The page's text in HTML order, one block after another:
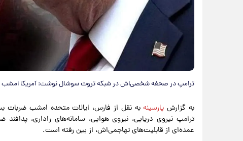
ترامپ در صحفه شخصی‌اش در شبکه تروث سوشال نوشت: آمریکا امشب
به گزارش پارسینهبه نقل از فارس، ایالات متحده امشب ضربات
ترامپ نیروی دریایی، نیروی هوایی، سامانه‌های راداری،
عمده‌ای از قابلیت‌های تهاجمی‌اش، از بین رفته است.